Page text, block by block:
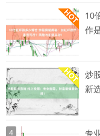
10
作
炒
新
4
专